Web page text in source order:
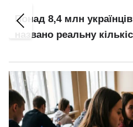
Понад 8,4 млн
названо реальну